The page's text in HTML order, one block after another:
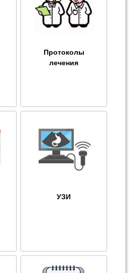
Протоколы
лечения
УЗИ